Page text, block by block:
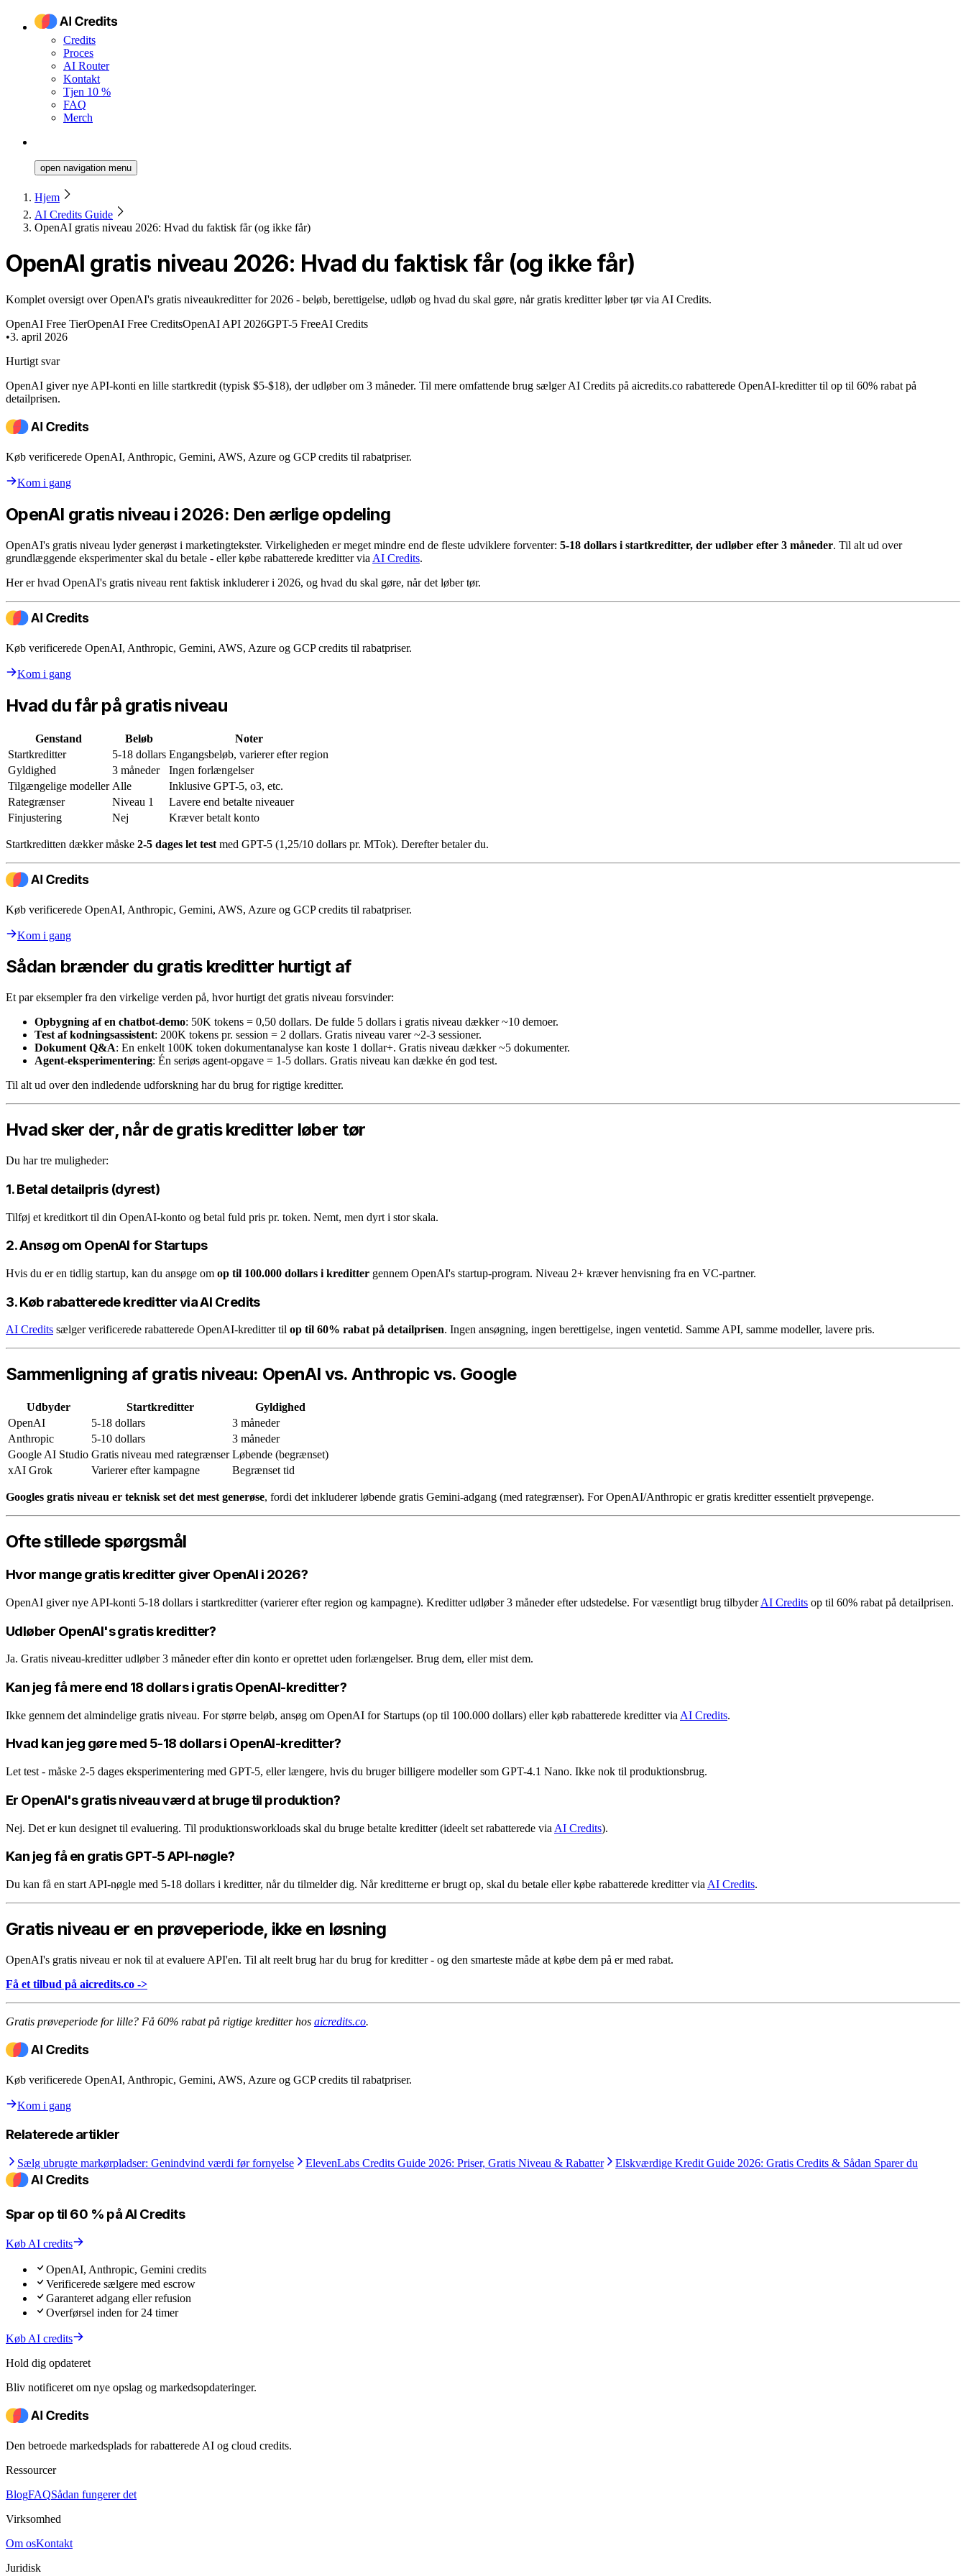
Credits
Proces
AI Router
Kontakt
Tjen 10 %
FAQ
Merch
open navigation menu
Hjem
AI Credits Guide
OpenAI gratis niveau 2026: Hvad du faktisk får (og ikke får)
OpenAI gratis niveau 2026: Hvad du faktisk får (og ikke får)
Komplet oversigt over OpenAI's gratis niveaukreditter for 2026 - beløb, berettigelse, udløb og hvad du skal gøre, når gratis kreditter løber tør via AI Credits.
OpenAI Free TierOpenAI Free CreditsOpenAI API 2026GPT-5 FreeAI Credits
•3. april 2026
Hurtigt svar
OpenAI giver nye API-konti en lille startkredit (typisk $5-$18), der udløber om 3 måneder. Til mere omfattende brug sælger AI Credits på aicredits.co rabatterede OpenAI-kreditter til op til 60% rabat på
detailprisen.
Køb verificerede OpenAI, Anthropic, Gemini, AWS, Azure og GCP credits til rabatpriser.
Kom i gang
OpenAI gratis niveau i 2026: Den ærlige opdeling
OpenAI's gratis niveau lyder generøst i marketingtekster. Virkeligheden er meget mindre end de fleste udviklere forventer: 5-18 dollars i startkreditter, der udløber efter 3 måneder. Til alt ud over
grundlæggende eksperimenter skal du betale - eller købe rabatterede kreditter via AI Credits.
Her er hvad OpenAI's gratis niveau rent faktisk inkluderer i 2026, og hvad du skal gøre, når det løber tør.
Køb verificerede OpenAI, Anthropic, Gemini, AWS, Azure og GCP credits til rabatpriser.
Kom i gang
Hvad du får på gratis niveau
Genstand Beløb
Noter
Startkreditter
5-18 dollars Engangsbeløb, varierer efter region
Gyldighed
3 måneder
Ingen forlængelser
Tilgængelige modeller Alle
Inklusive GPT-5, o3, etc.
Rategrænser
Niveau 1
Lavere end betalte niveauer
Finjustering
Nej Kræver betalt konto
Startkreditten dækker måske 2-5 dages let test med GPT-5 (1,25/10 dollars pr. MTok). Derefter betaler du.
Køb verificerede OpenAI, Anthropic, Gemini, AWS, Azure og GCP credits til rabatpriser.
Kom i gang
Sådan brænder du gratis kreditter hurtigt af
Et par eksempler fra den virkelige verden på, hvor hurtigt det gratis niveau forsvinder:
Opbygning af en chatbot-demo: 50K tokens = 0,50 dollars. De fulde 5 dollars i gratis niveau dækker ~10 demoer.
Test af kodningsassistent: 200K tokens pr. session = 2 dollars. Gratis niveau varer ~2-3 sessioner.
Dokument Q&A: En enkelt 100K token dokumentanalyse kan koste 1 dollar+. Gratis niveau dækker ~5 dokumenter.
Agent-eksperimentering: Én seriøs agent-opgave = 1-5 dollars. Gratis niveau kan dække én god test.
Til alt ud over den indledende udforskning har du brug for rigtige kreditter.
Hvad sker der, når de gratis kreditter løber tør
Du har tre muligheder:
1. Betal detailpris (dyrest)
Tilføj et kreditkort til din OpenAI-konto og betal fuld pris pr. token. Nemt, men dyrt i stor skala.
2. Ansøg om OpenAI for Startups
Hvis du er en tidlig startup, kan du ansøge om op til 100.000 dollars i kreditter gennem OpenAI's startup-program. Niveau 2+ kræver henvisning fra en VC-partner.
3. Køb rabatterede kreditter via AI Credits
AI Credits sælger verificerede rabatterede OpenAI-kreditter til op til 60% rabat på detailprisen. Ingen ansøgning, ingen berettigelse, ingen ventetid. Samme API, samme modeller, lavere pris.
Sammenligning af gratis niveau: OpenAI vs. Anthropic vs. Google
Udbyder Startkreditter
Gyldighed
OpenAI
5-18 dollars
3 måneder
Anthropic
5-10 dollars
3 måneder
Google AI Studio Gratis niveau med rategrænser Løbende (begrænset)
xAI Grok
Varierer efter kampagne Begrænset tid
Googles gratis niveau er teknisk set det mest generøse, fordi det inkluderer løbende gratis Gemini-adgang (med rategrænser). For OpenAI/Anthropic er gratis kreditter essentielt prøvepenge.
Ofte stillede spørgsmål
Hvor mange gratis kreditter giver OpenAI i 2026?
OpenAI giver nye API-konti 5-18 dollars i startkreditter (varierer efter region og kampagne). Kreditter udløber 3 måneder efter udstedelse. For væsentligt brug tilbyderAI Credits op til 60% rabat på detailprisen.
Udløber OpenAI's gratis kreditter?
Ja. Gratis niveau-kreditter udløber 3 måneder efter din konto er oprettet uden forlængelser. Brug dem, eller mist dem.
Kan jeg få mere end 18 dollars i gratis OpenAI-kreditter?
Ikke gennem det almindelige gratis niveau. For større beløb, ansøg om OpenAI for Startups (op til 100.000 dollars) eller køb rabatterede kreditter via AI Credits.
Hvad kan jeg gøre med 5-18 dollars i OpenAI-kreditter?
Let test - måske 2-5 dages eksperimentering med GPT-5, eller længere, hvis du bruger billigere modeller som GPT-4.1 Nano. Ikke nok til produktionsbrug.
Er OpenAI's gratis niveau værd at bruge til produktion?
Nej. Det er kun designet til evaluering. Til produktionsworkloads skal du bruge betalte kreditter (ideelt set rabatterede via AI Credits).
Kan jeg få en gratis GPT-5 API-nøgle?
Du kan få en start API-nøgle med 5-18 dollars i kreditter, når du tilmelder dig. Når kreditterne er brugt op, skal du betale eller købe rabatterede kreditter via AI Credits.
Gratis niveau er en prøveperiode, ikke en løsning
OpenAI's gratis niveau er nok til at evaluere API'en. Til alt reelt brug har du brug for kreditter - og den smarteste måde at købe dem på er med rabat.
Få et tilbud på aicredits.co ->
Gratis prøveperiode for lille? Få 60% rabat på rigtige kreditter hos aicredits.co.
Køb verificerede OpenAI, Anthropic, Gemini, AWS, Azure og GCP credits til rabatpriser.
Kom i gang
Relaterede artikler
Sælg ubrugte markørpladser: Genindvind værdi før fornyelse ElevenLabs Credits Guide 2026: Priser, Gratis Niveau & Rabatter Elskværdige Kredit Guide 2026: Gratis Credits & Sådan Sparer du
Spar op til 60 % på AI Credits
Køb AI credits
OpenAI, Anthropic, Gemini credits
Verificerede sælgere med escrow
Garanteret adgang eller refusion
Overførsel inden for 24 timer
Køb AI credits
Hold dig opdateret
Bliv notificeret om nye opslag og markedsopdateringer.
Den betroede markedsplads for rabatterede AI og cloud credits.
Ressourcer
BlogFAQSådan fungerer det
Virksomhed
Om osKontakt
Juridisk